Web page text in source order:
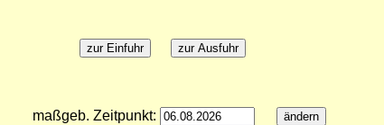
maßgeb. Zeitpunkt: